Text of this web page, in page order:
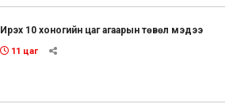
Ирэх 10 хоногийн цаг агаарын төвөл мэдээ
11 цаг